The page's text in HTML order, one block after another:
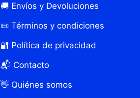
🚚 Envíos y Devoluciones
📜 Términos y condiciones
🔐 Política de privacidad
📬 Contacto
👋 Quiénes somos